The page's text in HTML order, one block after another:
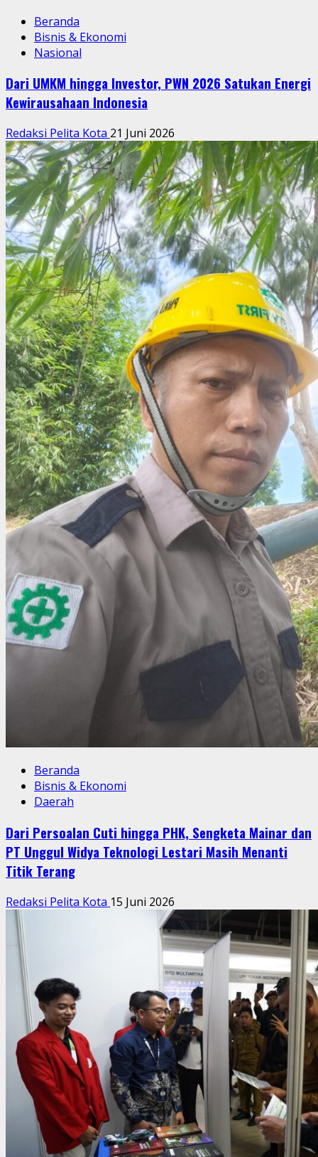
Beranda
Bisnis & Ekonomi
Nasional
Dari UMKM hingga Investor, PWN 2026 Satukan Energi
Kewirausahaan Indonesia
Redaksi Pelita Kota 21 Juni 2026
Beranda
Bisnis & Ekonomi
Daerah
Dari Persoalan Cuti hingga PHK, Sengketa Mainar dan
PT Unggul Widya Teknologi Lestari Masih Menanti
Titik Terang
Redaksi Pelita Kota 15 Juni 2026